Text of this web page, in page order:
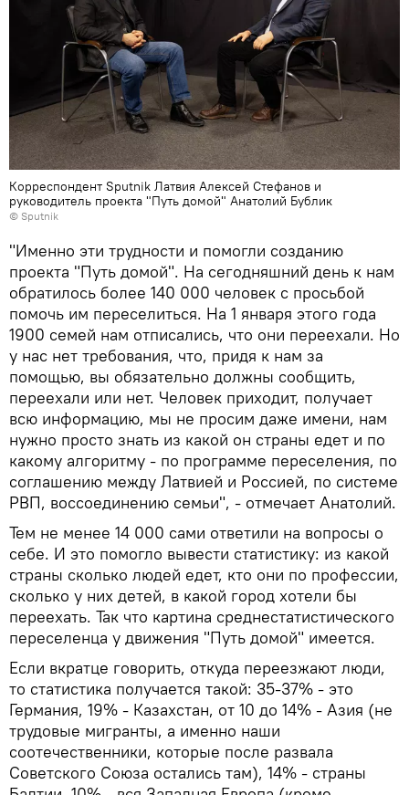
Корреспондент Sputnik Латвия Алексей Стефанов и
руководитель проекта "Путь домой" Анатолий Бублик
© Sputnik
"Именно эти трудности и помогли созданию
проекта "Путь домой". На сегодняшний день к нам
обратилось более 140 000 человек с просьбой
помочь им переселиться. На 1 января этого года
1900 семей нам отписались, что они переехали. Но
у нас нет требования, что, придя к нам за
помощью, вы обязательно должны сообщить,
переехали или нет. Человек приходит, получает
всю информацию, мы не просим даже имени, нам
нужно просто знать из какой он страны едет и по
какому алгоритму - по программе переселения, по
соглашению между Латвией и Россией, по системе
РВП, воссоединению семьи", - отмечает Анатолий.
Тем не менее 14 000 сами ответили на вопросы о
себе. И это помогло вывести статистику: из какой
страны сколько людей едет, кто они по профессии,
сколько у них детей, в какой город хотели бы
переехать. Так что картина среднестатистического
переселенца у движения "Путь домой" имеется.
Если вкратце говорить, откуда переезжают люди,
то статистика получается такой: 35-37% - это
Германия, 19% - Казахстан, от 10 до 14% - Азия (не
трудовые мигранты, а именно наши
соотечественники, которые после развала
Советского Союза остались там), 14% - страны